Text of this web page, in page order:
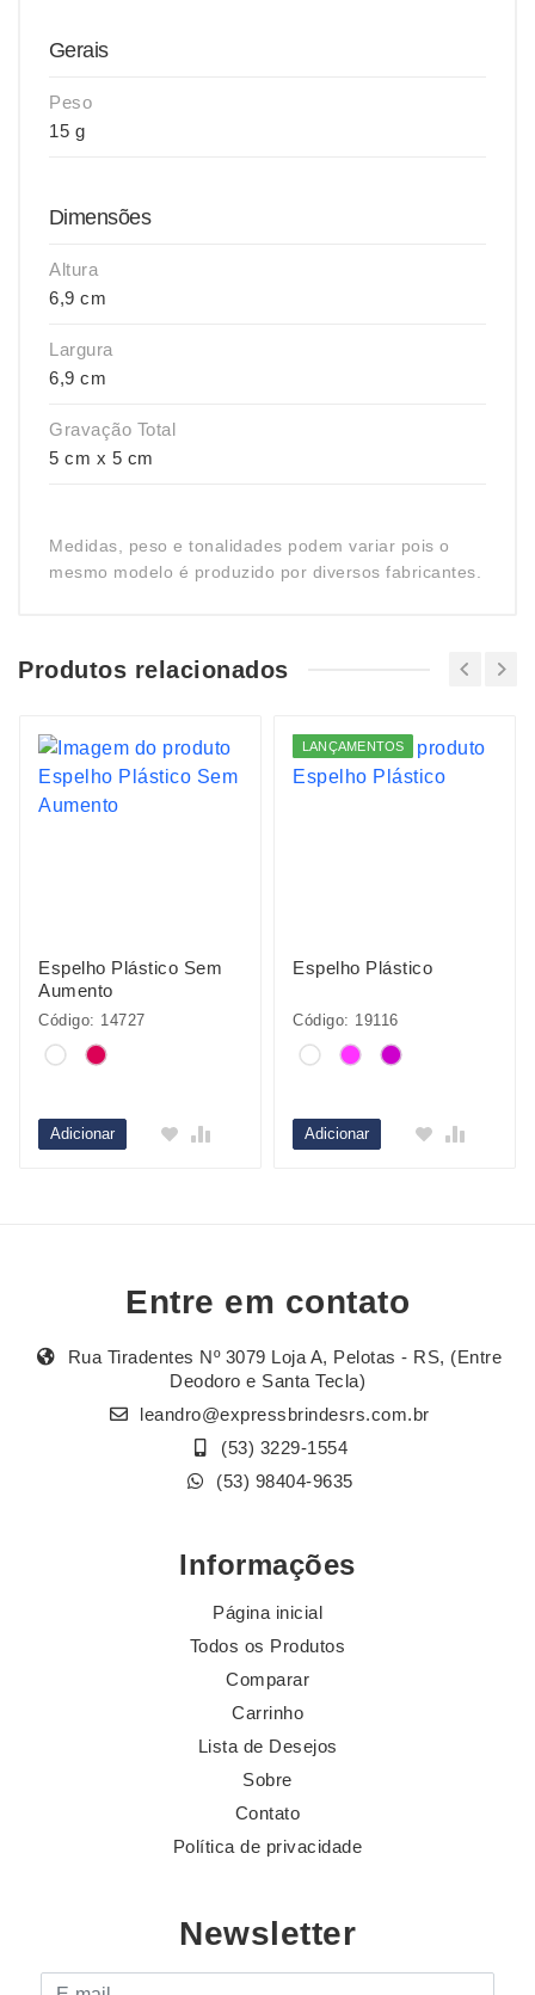
Gerais
Peso
15 g
Dimensões
Altura
6,9 cm
Largura
6,9 cm
Gravação Total
5 cm x 5 cm
Medidas, peso e tonalidades podem variar pois o
mesmo modelo é produzido por diversos fabricantes.
Produtos relacionados
Espelho Plástico Sem
Aumento
Código: 14727
Adicionar
LANÇAMENTOS
Espelho Plástico
Código: 19116
Adicionar
Entre em contato
Rua Tiradentes Nº 3079 Loja A, Pelotas - RS, (Entre
Deodoro e Santa Tecla)
leandro@expressbrindesrs.com.br
(53) 3229-1554
(53) 98404-9635
Informações
Página inicial
Todos os Produtos
Comparar
Carrinho
Lista de Desejos
Sobre
Contato
Política de privacidade
Newsletter
E-mail